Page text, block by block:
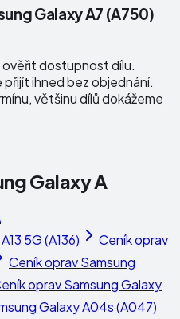
Galaxy A7 (A750)
dostupnost dílu.
ihned bez objednání.
většinu dílů dokážeme
Galaxy A
5G (A136)
Ceník oprav
Ceník opravSamsung
opravSamsung Galaxy
Galaxy A04s (A047)